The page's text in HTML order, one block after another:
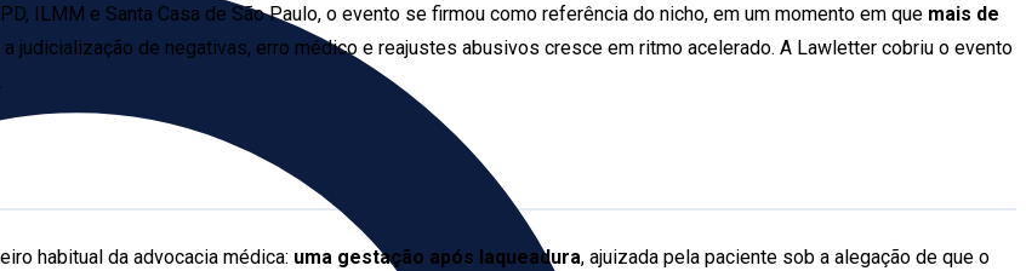
ILMM e Santa Casa de São Paulo, o evento se firmou como referência do nicho, em um momento em que mais de
a judicialização de negativas, erro médico e reajustes abusivos cresce em ritmo acelerado. A Lawletter cobriu o evento
habitual da advocacia médica: uma gestação após laqueadura, ajuizada pela paciente sob a alegação de que o